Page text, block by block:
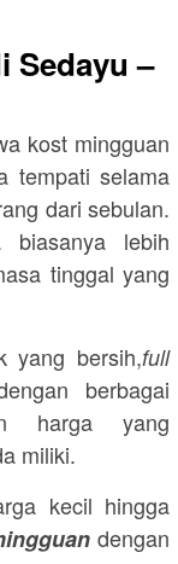
Sedayu –
kost mingguan
tempati selama
dari sebulan.
lebih
tinggal yang
yang bersih,full
berbagai
harga yang
miliki.
kecil hingga
dengan